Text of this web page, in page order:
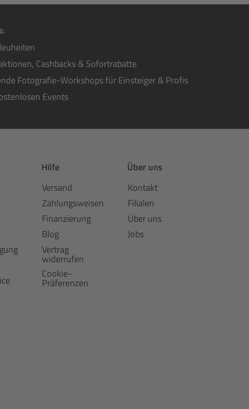
Cashbacks & Sofortrabatte
Fotografie-Workshops für Einsteiger & Profis
Events
Hilfe
Versand
Zahlungsweisen
Finanzierung
Blog
Vertrag
widerrufen
Cookie-
Präferenzen
Über uns
Kontakt
Filialen
Über uns
Jobs